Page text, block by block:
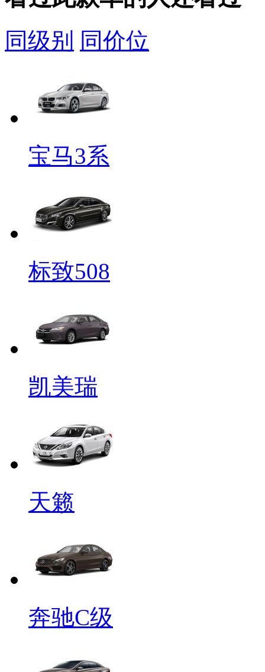
同级别 同价位
宝马3系
标致508
凯美瑞
天籁
奔驰C级